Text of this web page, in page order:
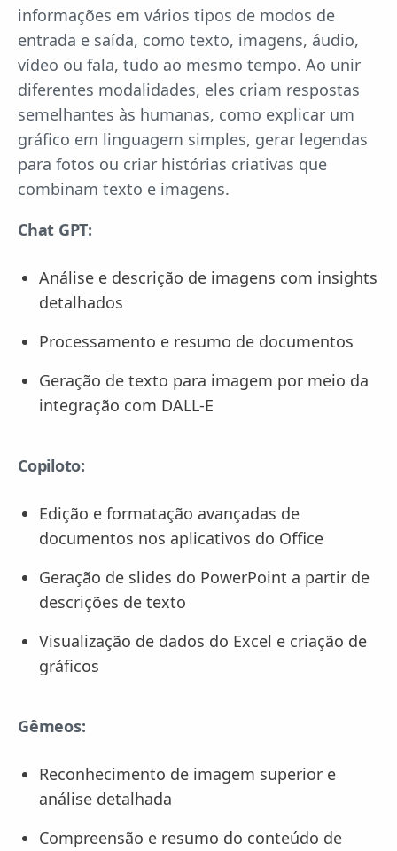
informações em vários tipos de modos de
entrada e saída, como texto, imagens, áudio,
vídeo ou fala, tudo ao mesmo tempo. Ao unir
diferentes modalidades, eles criam respostas
semelhantes às humanas, como explicar um
gráfico em linguagem simples, gerar legendas
para fotos ou criar histórias criativas que
combinam texto e imagens.
Chat GPT:
Análise e descrição de imagens com insights
detalhados
Processamento e resumo de documentos
Geração de texto para imagem por meio da
integração com DALL-E
Copiloto:
Edição e formatação avançadas de
documentos nos aplicativos do Office
Geração de slides do PowerPoint a partir de
descrições de texto
Visualização de dados do Excel e criação de
gráficos
Gêmeos:
Reconhecimento de imagem superior e
análise detalhada
Compreensão e resumo do conteúdo de